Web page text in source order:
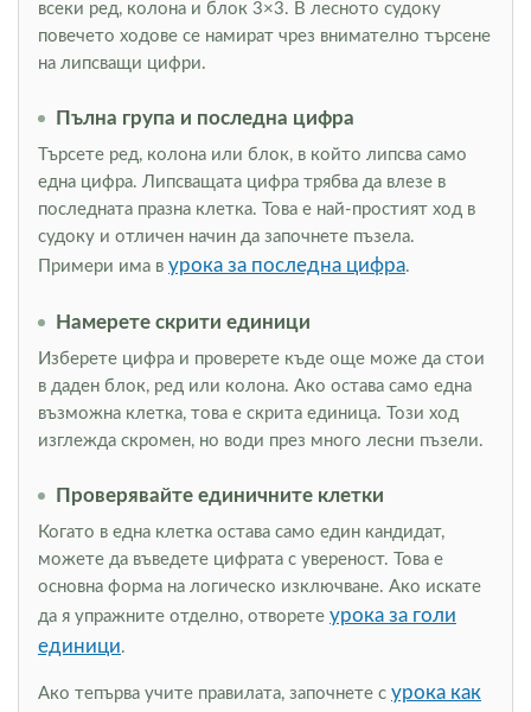
всеки ред, колона и блок 3×3. В лесното судоку
повечето ходове се намират чрез внимателно търсене
на липсващи цифри.
Пълна група и последна цифра
Търсете ред, колона или блок, в който липсва само
една цифра. Липсващата цифра трябва да влезе в
последната празна клетка. Това е най-простият ход в
судоку и отличен начин да започнете пъзела.
Примери има в урока за последна цифра.
Намерете скрити единици
Изберете цифра и проверете къде още може да стои
в даден блок, ред или колона. Ако остава само една
възможна клетка, това е скрита единица. Този ход
изглежда скромен, но води през много лесни пъзели.
Проверявайте единичните клетки
Когато в една клетка остава само един кандидат,
можете да въведете цифрата с увереност. Това е
основна форма на логическо изключване. Ако искате
да я упражните отделно, отворете урока за голи
единици.
Ако тепърва учите правилата, започнете с урока как